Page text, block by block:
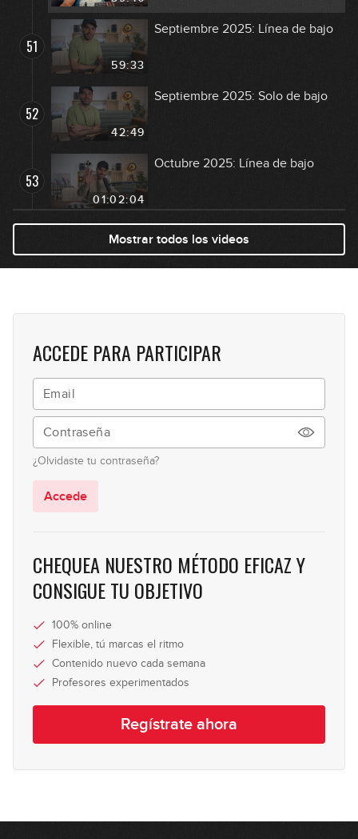
51
59:33
Septiembre 2025: Línea de bajo
52
42:49
Septiembre 2025: Solo de bajo
53
01:02:04
Octubre 2025: Línea de bajo
46:30
Octubre 2025: Solo de bajo
55
56
Noviembre 2025: Solo de bajo
Mostrar todos los videos
ACCEDE PARA PARTICIPAR
¿Olvidaste tu contraseña?
Accede
CHEQUEA NUESTRO MÉTODO EFICAZ Y
CONSIGUE TU OBJETIVO
100% online
Flexible, tú marcas el ritmo
Contenido nuevo cada semana
Profesores experimentados
Regístrate ahora